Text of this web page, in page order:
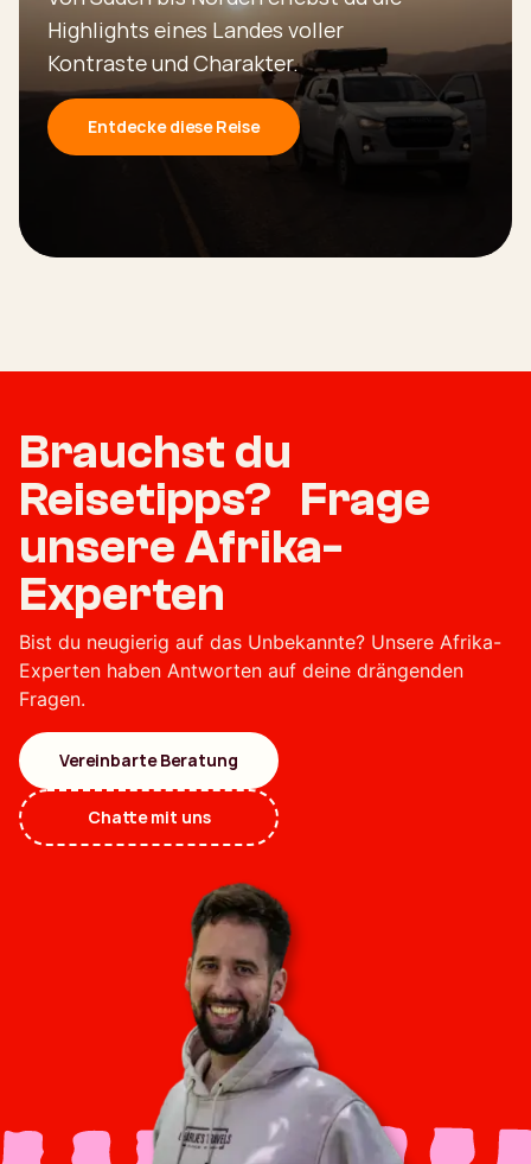
Highlights eines Landes voller
Kontraste und Charakter.
Entdecke diese Reise
Brauchst du
Reisetipps? Frage
unsere Afrika-
Experten
Bist du neugierig auf das Unbekannte? Unsere Afrika-
Experten haben Antworten auf deine drängenden
Fragen.
Vereinbarte Beratung
Chatte mit uns